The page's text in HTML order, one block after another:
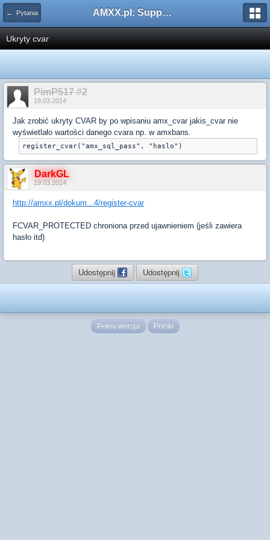
← Pytania AMXX.pl: Support AMX Mod X i SourceMod
Ukryty cvar
PimP517 #2
19.03.2014
Jak zrobić ukryty CVAR by po wpisaniu amx_cvar jakis_cvar nie
wyświetlało wartości danego cvara np. w amxbans.
register_cvar("amx_sql_pass", "haslo")
DarkGL
19.03.2014
http://amxx.pl/dokum...4/register-cvar
FCVAR_PROTECTED chroniona przed ujawnieniem (jeś li zawiera
hasło itd)
Udostępnij Udostępnij
Pełna wersja Polski